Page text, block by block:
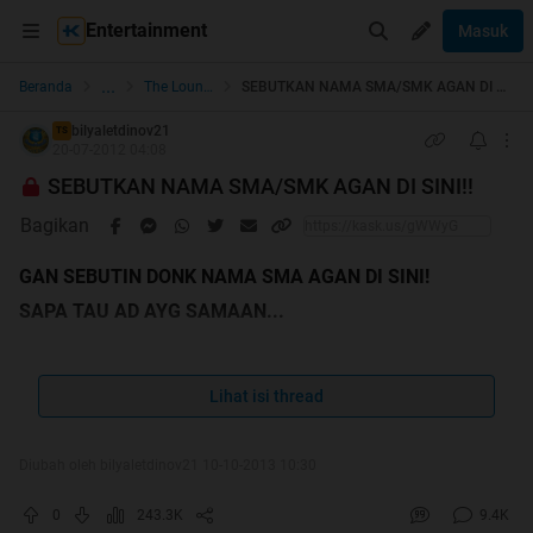
Entertainment Masuk
Beranda ... The Lounge
TS
bilyaletdinov21
SEBUTKAN NAMA SMA/SMK AGAN DI SINI!!
Bagikan
GAN SEBUTIN DONK NAMA SMA AGAN DI SINI!
SAPA TAU AD AYG SAMAAN...
udahhh 2000 orang yang post reply nh thread tp blm ada
yang nimpuk ane cendolLihat isi thread
243.3K 9.4K